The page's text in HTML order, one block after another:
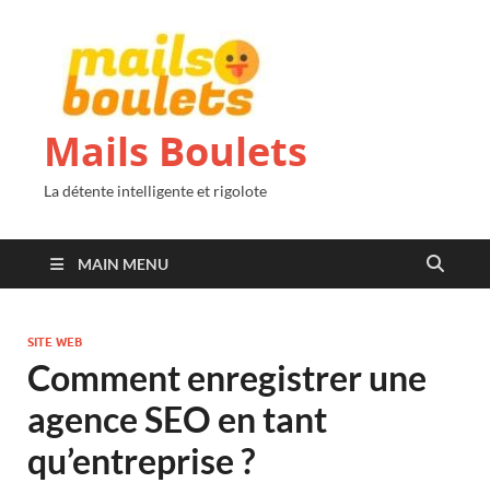
Mails Boulets
La détente intelligente et rigolote
MAIN MENU
SITE WEB
Comment enregistrer une
agence SEO en tant
qu’entreprise ?